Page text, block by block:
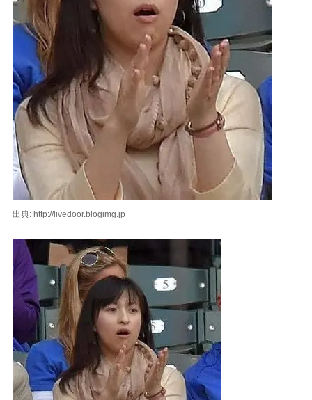
出典: http://livedoor.blogimg.jp